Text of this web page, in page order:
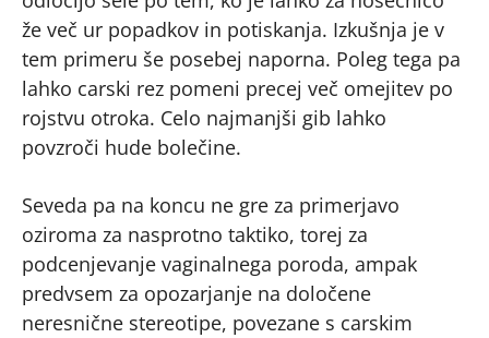
že več ur popadkov in potiskanja. Izkušnja je v
tem primeru še posebej naporna. Poleg tega pa
lahko carski rez pomeni precej več omejitev po
rojstvu otroka. Celo najmanjši gib lahko
povzroči hude bolečine.
Seveda pa na koncu ne gre za primerjavo
oziroma za nasprotno taktiko, torej za
podcenjevanje vaginalnega poroda, ampak
predvsem za opozarjanje na določene
neresnične stereotipe, povezane s carskim